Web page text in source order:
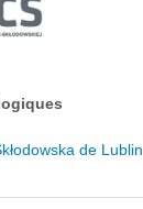
de Lublin